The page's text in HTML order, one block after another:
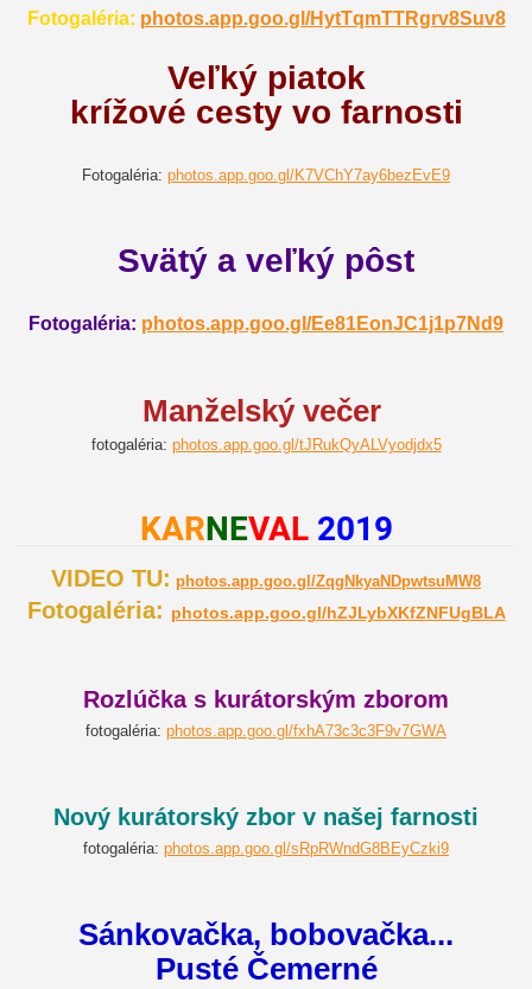
Fotogaléria: photos.app.goo.gl/HytTqmTTRgrv8Suv8
Veľký piatok
krížové cesty vo farnosti
Fotogaléria: photos.app.goo.gl/K7VChY7ay6bezEvE9
Svätý a veľký pôst
Fotogaléria: photos.app.goo.gl/Ee81EonJC1j1p7Nd9
Manželský večer
fotogaléria: photos.app.goo.gl/tJRukQyALVyodjdx5
KARNEVAL 2019
VIDEO TU: photos.app.goo.gl/ZqgNkyaNDpwtsuMW8
Fotogaléria: photos.app.goo.gl/hZJLybXKfZNFUgBLA
Rozlúčka s kurátorským zborom
fotogaléria: photos.app.goo.gl/fxhA73c3c3F9v7GWA
Nový kurátorský zbor v našej farnosti
fotogaléria: photos.app.goo.gl/sRpRWndG8BEyCzki9
Sánkovačka, bobovačka...
Pusté Čemerné